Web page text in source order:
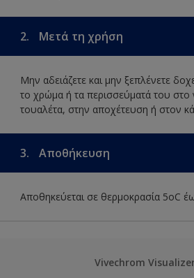
2. Μετά τη χρήση
Μην αδειάζετε και μην ξεπλένετε
το χρώμα ή τα περισσεύματά του στο
τουαλέτα, στην αποχέτευση ή στον
3. Αποθήκευση
Αποθηκεύεται σε θερμοκρασία 5οC
Vivechrom